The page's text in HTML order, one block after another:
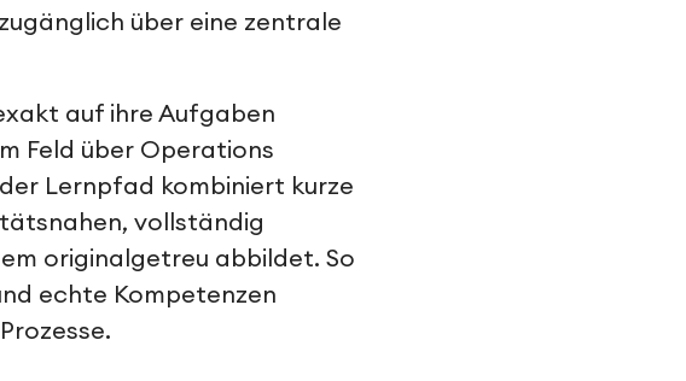
über eine zentrale
auf ihre Aufgaben
Feld über Operations
Lernpfad kombiniert kurze
vollständig
originalgetreu abbildet. So
echte Kompetenzen